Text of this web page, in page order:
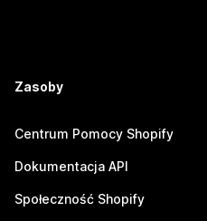
Zasoby
Centrum Pomocy Shopify
Dokumentacja API
Społeczność Shopify